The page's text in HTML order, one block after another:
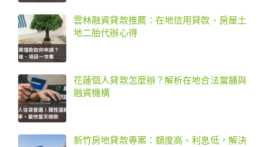
雲林融資貸款推薦：在地信用貸款、房屋土
地二胎代辦心得
花蓮個人貸款怎麼辦？解析在地合法當舖與
融資機構
新竹房地貸款專案：額度高、利息低，解決